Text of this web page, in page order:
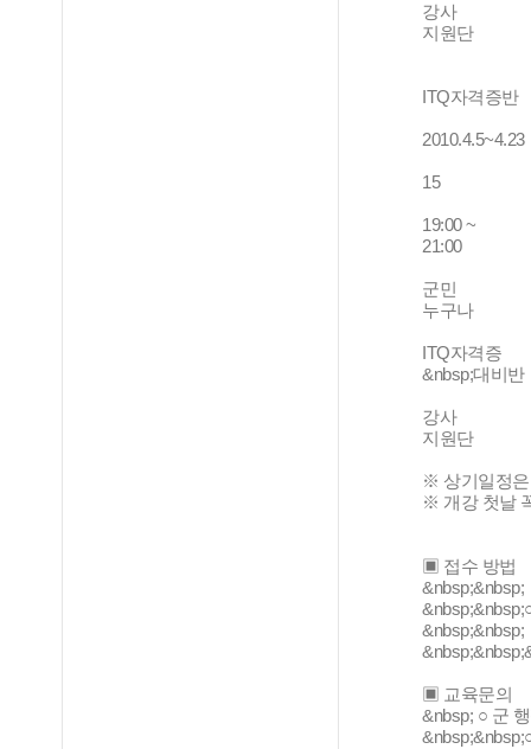
강사
지원단
ITQ자격증반
2010.4.5~4.23
15
19:00 ~
21:00
군민
누구나
ITQ자격증
&nbsp;대비반
강사
지원단
※ 상기일정은
※ 개강 첫날
▣ 접수 방법
&nbsp;&nbsp;
&nbsp;&nbsp;
▣ 교육문의
&nbsp; ○ 군